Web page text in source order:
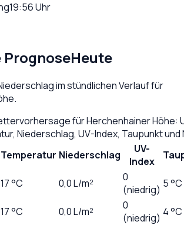
19:56 Uhr
Heute
im stündlichen Verlauf für
.
fürHerchenhainer Höhe:
Niederschlag, UV-Index, Taupunkt
Temperatur Niederschlag
UV-
Index
17°C 0,0L/m²
0
(niedrig) 5 °C
17°C 0,0L/m²
0
(niedrig) 4 °C